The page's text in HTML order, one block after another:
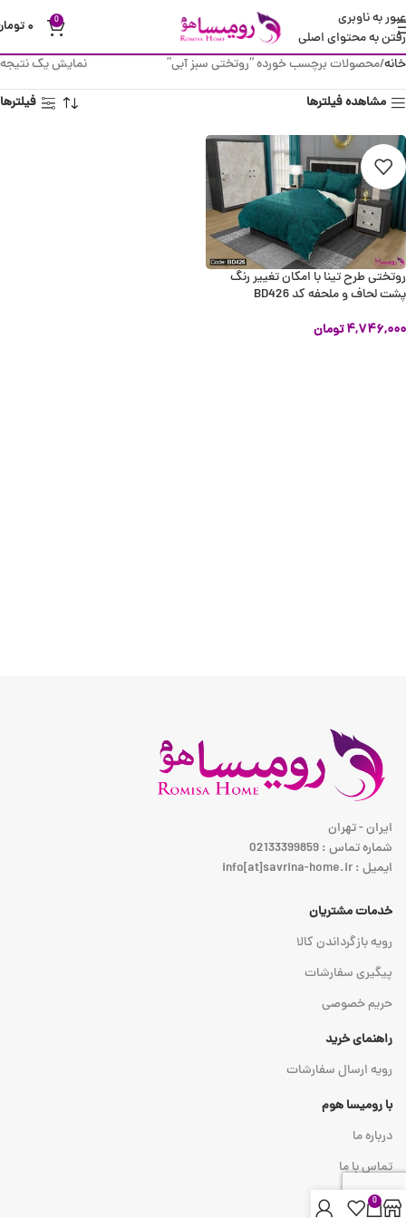
عبور به ناوبری
رفتن به محتوای اصلی
0 ۰
خانه محصولات برچسب خورده “روتختی سبز آبی”
نمایش یک نتیجه
مشاهده فیلترها
فیلترها
روتختی طرح تینا با امکان تغییر رنگ
پشت لحاف و ملحفه کد BD426
۴,۷۴۶,۰۰۰تومان
ایران - تهران
شماره تماس : 02133399859
ایمیل : info[at]savrina-home.ir
خدمات مشتریان
رویه بازگرداندن کالا
پیگیری سفارشات
حریم خصوصی
راهنمای خرید
رویه ارسال سفارشات
با رومیسا هوم
درباره ما
تماس با ما
0